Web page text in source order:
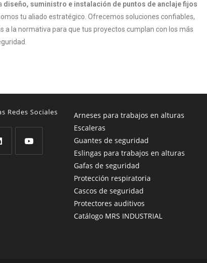
diseño, suministro e instalación de puntos de anclaje fijos
tu aliado estratégico. Ofrecemos soluciones confiables,
a la normativa para que tus proyectos cumplan con los más
Redes Sociales
Arneses para trabajos en alturas
Escaleras
Guantes de seguridad
Eslingas para trabajos en alturas
Gafas de seguridad
Protección respiratoria
Cascos de seguridad
Protectores auditivos
Catálogo MRS INDUSTRIAL